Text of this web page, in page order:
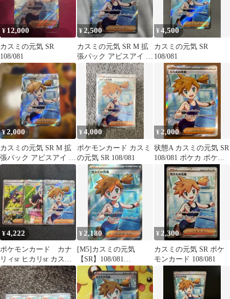
¥ 12,000
カスミの元気 SR
108/081
¥2,500
カスミの元気 SR M 拡
張パック アビスアイ キ
ラ 108/081
¥4,500
カスミの元気 SR
108/081
¥2,000
カスミの元気 SR M 拡
張パック アビスアイ キ
ラ 108/081
¥4,000
ポケモンカード カスミ
の元気 SR 108/081
¥ 2,000
状態A カスミの元気 SR
108/081 ポケカ ポケモ
ン ポケモンカード
¥4,222
ポケモンカード カナ
リィsr ヒカリsr カスミ
の元気sr 108/081美女
¥ 2,180
[M5]カスミの元気
【SR】108/081
IT0K46SOTW47
¥ 2,300
カスミの元気 SR ポケ
モンカード 108/081